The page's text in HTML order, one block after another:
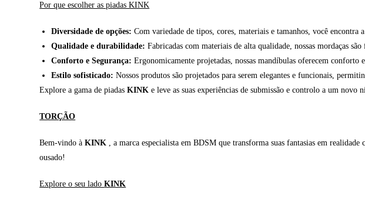
Por que escolher as piadas KINK
Diversidade de opções: Com variedade de tipos, cores, materiais e tamanhos, você
Qualidade e durabilidade: Fabricadas com materiais de alta qualidade, nossas mordaças
Conforto e Segurança: Ergonomicamente projetadas, nossas mandíbulas oferecem conforto
Estilo sofisticado: Nossos produtos são projetados para serem elegantes e funcionais,
Explore a gama de piadasKINK e leve as suas experiências de submissão e controlo a um
TORÇÃO
Bem-vindo àKINK , a marca especialista em BDSM que transforma suas fantasias em
ousado!
Explore o seu ladoKINK